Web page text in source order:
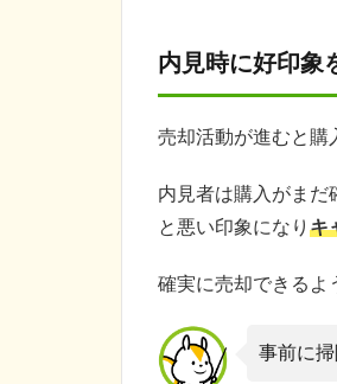
内見時に好印象
売却活動が進むと購
内見者は購入がまだ
と悪い印象になり キ
確実に売却できるよ
事前に掃